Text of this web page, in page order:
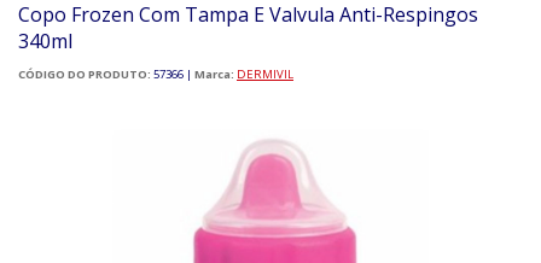
Copo Frozen Com Tampa E Valvula Anti-Respingos
340ml
CÓDIGO DO PRODUTO: 57366 | Marca: DERMIVIL